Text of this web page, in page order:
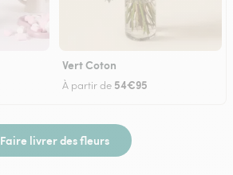
Vert Coton
À partir de 54€95
Faire livrer des fleurs